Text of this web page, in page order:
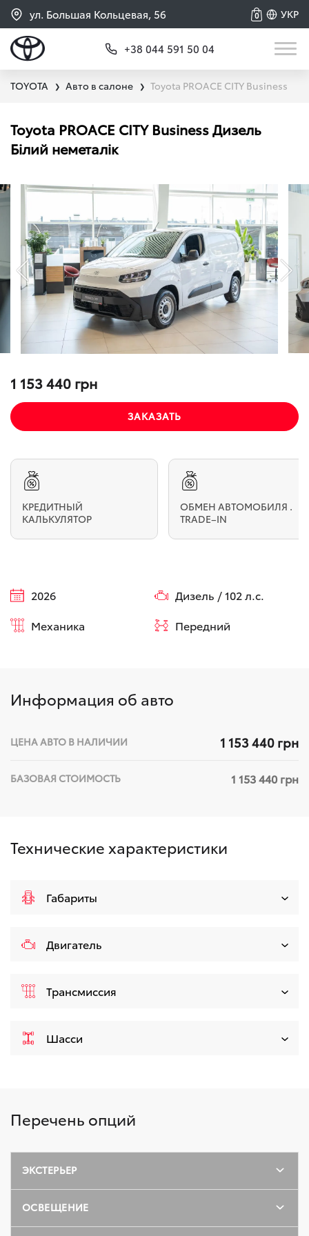
ул. Большая Кольцевая, 56 УКР
0
+38 044 591 50 04
TOYOTA ❯ Авто в салоне ❯ Toyota PROACE CITY Business
Toyota PROACE CITY Business Дизель
Білий неметалік
1 153 440 грн
ЗАКАЗАТЬ
КРЕДИТНЫЙ
КАЛЬКУЛЯТОР
ОБМЕН АВТОМОБИЛЯ .
TRADE–IN
2026
Дизель / 102 л.с.
Механика
Передний
Информация об авто
ЦЕНА АВТО В НАЛИЧИИ 1 153 440 грн
БАЗОВАЯ СТОИМОСТЬ 1 153 440 грн
Технические характеристики
Габариты
Двигатель
Трансмиссия
Шасси
Перечень опций
ЭКСТЕРЬЕР
ОСВЕЩЕНИЕ